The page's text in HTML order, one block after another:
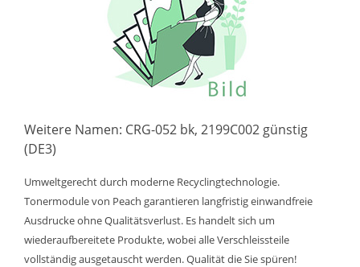
Weitere Namen: CRG-052 bk, 2199C002 günstig
(DE3)
Umweltgerecht durch moderne Recyclingtechnologie.
Tonermodule von Peach garantieren langfristig einwandfreie
Ausdrucke ohne Qualitätsverlust. Es handelt sich um
wiederaufbereitete Produkte, wobei alle Verschleissteile
vollständig ausgetauscht werden. Qualität die Sie spüren!